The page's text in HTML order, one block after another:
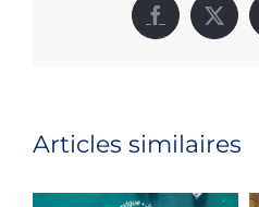
Facebook
X
Articles similaires